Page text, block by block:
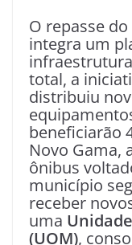
O repasse
integra um
total, a
distribuiu
beneficiarão
Novo Gama,
ônibus
município
receber
uma
(UOM),